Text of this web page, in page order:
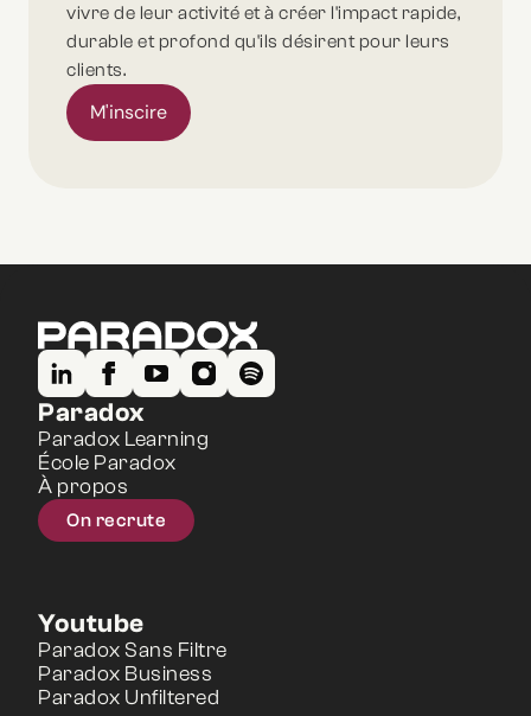
vivre de leur activité et à créer l'impact rapide,
durable et profond qu'ils désirent pour leurs
clients.
M'inscire
Paradox
Paradox Learning
École Paradox
À propos
On recrute
Youtube
Paradox Sans Filtre
Paradox Business
Paradox Unfiltered